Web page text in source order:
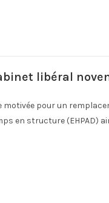
libéral
motivée pour un
en structure (EHPAD)